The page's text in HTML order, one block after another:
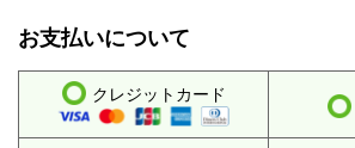
お支払いについて
クレジットカード